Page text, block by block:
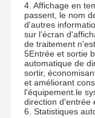
4. Affichage en
passent, le nom
d'autres
sur l'écran
de traitement
5Entrée et sortie
automatique de
sortir,
et améliorant
l'équipement.le
direction d'entrée
6. Statistiques